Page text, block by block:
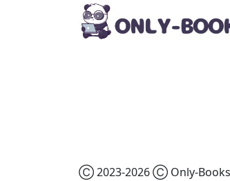
Ⓒ 2023-2026 Ⓒ Only-Books